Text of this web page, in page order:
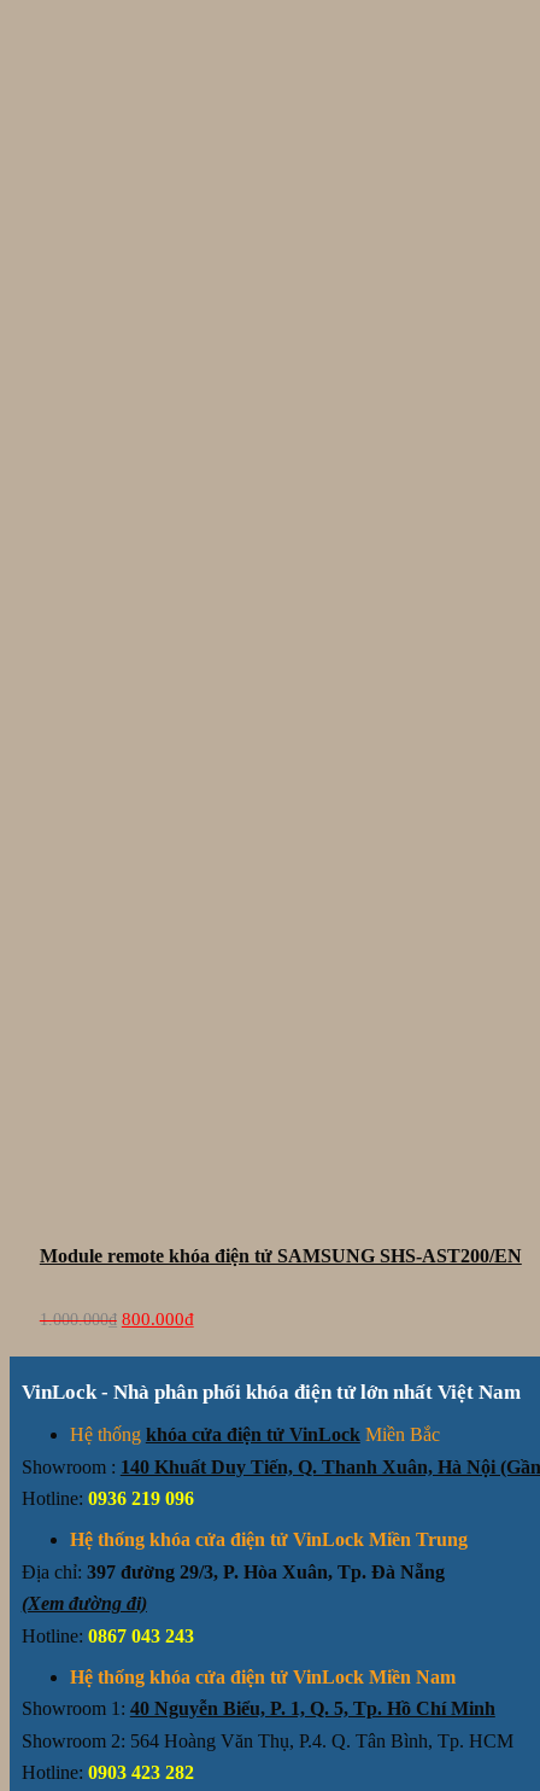
Module remote khóa điện tử SAMSUNG SHS-AST200/EN
1.000.000₫
Giá
gốc
800.000₫Giá
hiện
800.000₫.
VinLock - Nhà phân phối khóa điện tử lớn nhất Việt Nam
Hệ thống khóa cửa điện tử VinLock Miền Bắc
Showroom : 140 Khuất Duy Tiến, Q. Thanh Xuân, Hà Nội
Hotline: 0936 219 096
Hệ thống khóa cửa điện tử VinLock Miền Trung
Địa chỉ: 397 đường 29/3, P. Hòa Xuân, Tp. Đà Nẵng
(Xem đường đi)
Hotline: 0867 043 243
Hệ thống khóa cửa điện tử VinLock Miền Nam
Showroom 1: 40 Nguyễn Biểu, P. 1, Q. 5, Tp. Hồ Chí Minh
Showroom 2: 564 Hoàng Văn Thụ, P.4. Q. Tân Bình, Tp. HCM
Hotline: 0903 423 282